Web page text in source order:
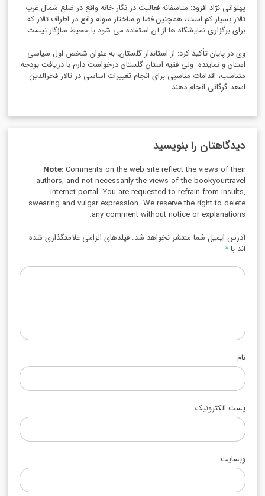
پهلوانی نژاد افزود: متاسفانه فعالیت در نگار خانه واقع در ضلع شمال غرب
تالار بسیار کم است، همچنین فضا و ساختار سوله واقع در اطراف تالار که
برای برگزاری نمایشگاه ها از آن استفاده می شود با محیط سازگار نیست.
وی در پایان تأکید کرد: از استاندار گلستان، به عنوان شخص اول سیاسی
استان و نماینده ولی فقیه استان گلستان درخواست دارم با دریافت بودجه
متناسب، اقدامات مناسبی برای انجام تغییرات اساسی در تالار فخرالدین
اسعد گرگانی انجام دهند.
دیدگاهتان را بنویسید
Note:Comments on the web site reflect the views of their
authors, and not necessarily the views of the bookyourtravel
internet portal. You are requested to refrain from insults,
swearing and vulgar expression. We reserve the right to delete
any comment without notice or explanations.
آدرس ایمیل شما منتشر نخواهد شد. فیلدهای الزامی علامتگذاری شده
اند با*
نام
پست الکترونیک
وبسایت